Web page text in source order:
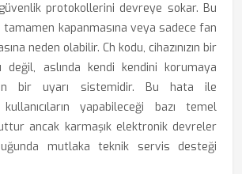
güvenlik protokollerini devreye sokar. Bu
tamamen kapanmasına veya sadece fan
neden olabilir. Ch kodu, cihazınızın bir
değil, aslında kendi kendini korumaya
bir uyarı sistemidir. Bu hata ile
kullanıcıların yapabileceği bazı temel
ancak karmaşık elektronik devreler
mutlaka teknik servis desteği